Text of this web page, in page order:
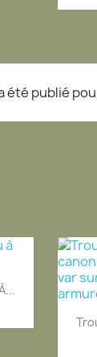
été publié